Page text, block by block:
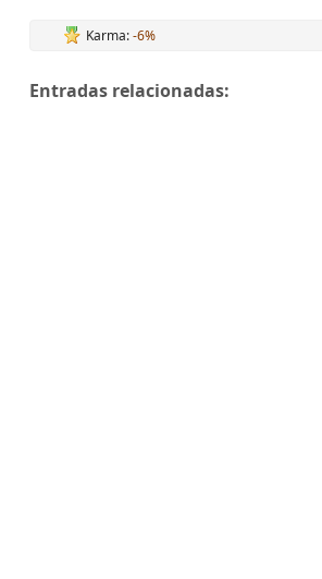
Karma:-6%
Entradas relacionadas: